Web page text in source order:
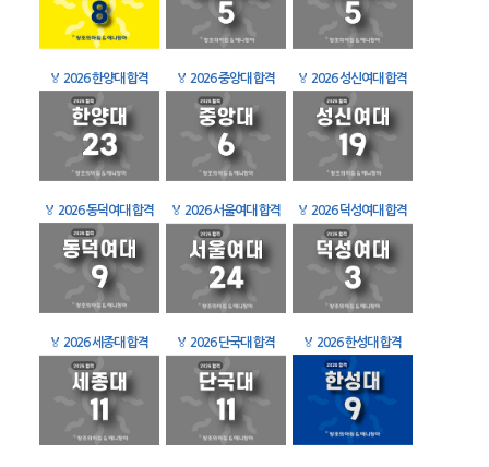
🏅 2026 한양대 합격 🏅 2026 중앙대 합격 🏅 2026 성신여대 합격
🏅 2026 동덕여대 합격 🏅 2026 서울여대 합격 🏅 2026 덕성여대 합격
🏅 2026 세종대 합격 🏅 2026 단국대 합격 🏅 2026 한성대 합격